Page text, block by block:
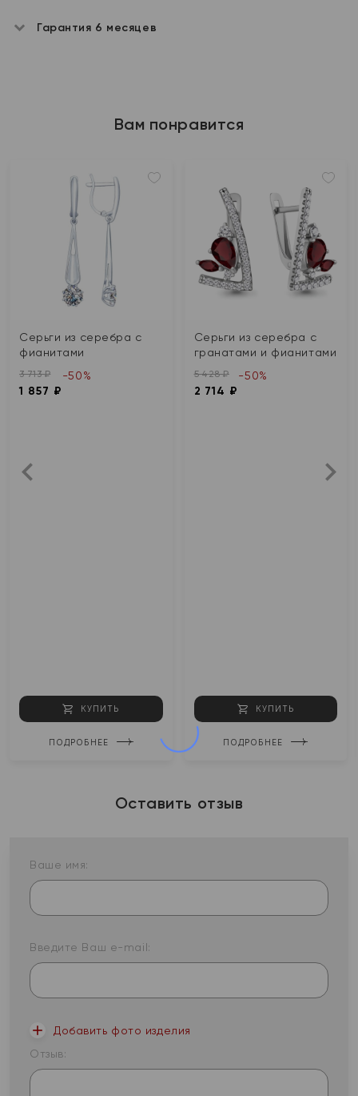
Гарантия 6 месяцев
Вам понравится
Серьги из серебра с
фианитами
3 713 ₽
1 857 ₽
-50%
КУПИТЬ
ПОДРОБНЕЕ
Серьги из серебра с
гранатами и фианитами
5 428 ₽
2 714 ₽
-50%
КУПИТЬ
ПОДРОБНЕЕ
Оставить отзыв
Ваше имя:
Введите Ваш e-mail:
Добавить фото изделия
Отзыв: